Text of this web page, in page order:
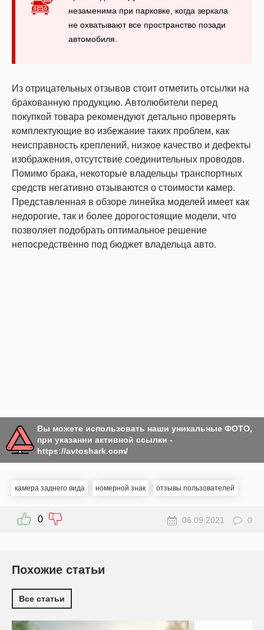
незаменима при парковке, когда зеркала
не охватывают все пространство позади
автомобиля.
Из отрицательных отзывов стоит отметить отсылки на
бракованную продукцию. Автолюбители перед
покупкой товара рекомендуют детально проверять
комплектующие во избежание таких проблем, как
неисправность креплений, низкое качество и дефекты
изображения, отсутствие соединительных проводов.
Помимо брака, некоторые владельцы транспортных
средств негативно отзываются о стоимости камер.
Представленная в обзоре линейка моделей имеет как
недорогие, так и более дорогостоящие модели, что
позволяет подобрать оптимальное решение
непосредственно под бюджет владельца авто.
Вы можете использовать наши уникальные ФОТО,
при указании активной ссылки -
https://avtoshark.com/
камера заднего вида номерной знак отзывы пользователей
0 06.09.2021 0
Похожие статьи
Все статьи